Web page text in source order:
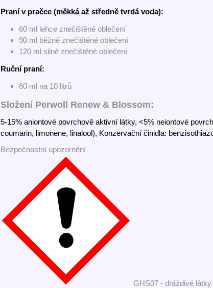
Praní v pračce (měkká až středně tvrdá voda):
60 ml lehce znečištěné oblečení
90 ml běžně znečištěné oblečení
120 ml silně znečištěné oblečení
Ruční praní:
60 ml na 10 litrů
Složení Perwoll Renew & Blossom:
5-15% aniontové povrchově aktivní látky, <5% neiontové
coumarin, limonene, linalool), Konzervační činidla:
Bezpečnostní upozornění
GHS07 - dráždivé látky